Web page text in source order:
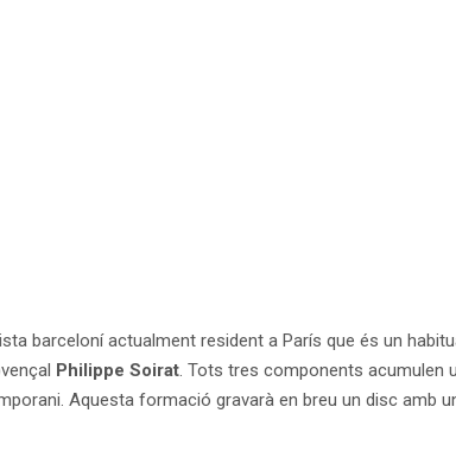
barceloní actualment resident a París que és un
Philippe Soirat. Tots tres components acumulen
Aquesta formació gravarà en breu un disc amb